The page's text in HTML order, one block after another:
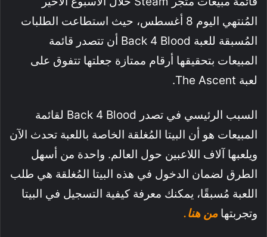
المُنتهي اليوم 8 أغسطس، حيث استطاعت الطلبات
المُسبقة للعبة Back 4 Blood أن تتصدر قائمة
المبيعات بتحقيقها أرقام ممتازة جعلتها تتفوق على
لعبة The Ascent.
السبب الرئيسي في تصدر Back 4 Blood لقائمة
المبيعات هو أن البيتا المُغلقة الخاصة باللعبة تحدث الآن
ويلعبها آلاف اللاعبين حول العالم. واحدة من أسهل
الطرق لضمان الدخول في هذه البيتا المُغلقة هي طلب
اللعبة مُسبقًا، يمكنك معرفة كيفية التسجيل في البيتا
وتجربتهامن هنا.